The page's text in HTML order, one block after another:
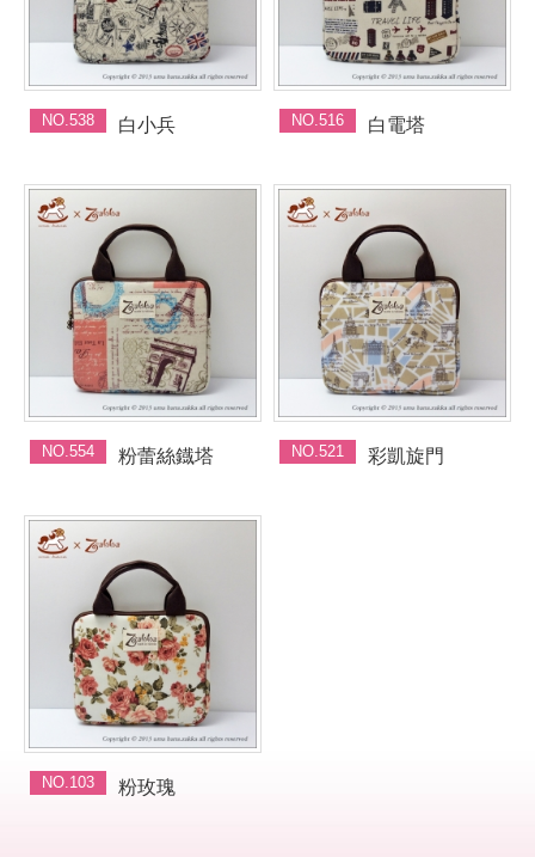
NO.538 白小兵 NO.516 白電塔
NO.554 粉蕾絲鐡塔 NO.521 彩凱旋門
NO.103 粉玫瑰